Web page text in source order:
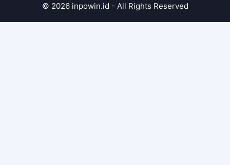
© 2026 inpowin.id - All Rights Reserved